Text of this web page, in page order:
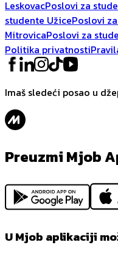
LeskovacPoslovi za
studente UžicePoslovi
MitrovicaPoslovi za
Politika privatnosti
Imaš sledeći posao u
Preuzmi Mjob
U Mjob aplikaciji